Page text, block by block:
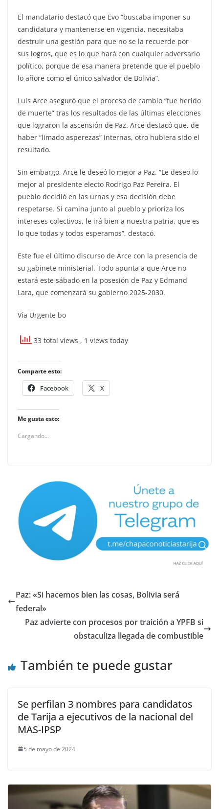
El mandatario destacó que Evo “buscaba imponer su
candidatura y mantenerse en vigencia, necesitaba
destruir una gestión para que no se la recuerde por
sus logros, que es lo que hará con cualquier adversario
político, porque de esa manera pretende que el pueblo
lo añore como el único salvador de Bolivia”.
Luis Arce aseguró que el proceso de cambio “fue herido
de muerte” tras los resultados de las últimas elecciones
que lograron la ascensión de Paz. Arce destacó que, de
haber “limado asperezas” internas, otro hubiera sido el
resultado.
Sin embargo, Arce le deseó lo mejor a Paz. “Le deseo lo
mejor al presidente electo Rodrigo Paz Pereira. El
pueblo decidió en las urnas y esa decisión debe
respetarse. Si camina junto al pueblo y prioriza los
intereses colectivos, le irá bien a nuestra patria, que es
lo que todas y todos esperamos”, destacó.
Este fue el último discurso de Arce con la presencia de
su gabinete ministerial. Todo apunta a que Arce no
estará este sábado en la posesión de Paz y Edmand
Lara, que comenzará su gobierno 2025-2030.
Vía Urgente bo
33 total views , 1 views today
Comparte esto:
Facebook X
Me gusta esto:
Cargando...
Paz: «Si hacemos bien las cosas, Bolivia será
federal»
Paz advierte con procesos por traición a YPFB si
obstaculiza llegada de combustible
También te puede gustar
Se perfilan 3 nombres para candidatos
de Tarija a ejecutivos de la nacional del
MAS-IPSP
5 de mayo de 2024